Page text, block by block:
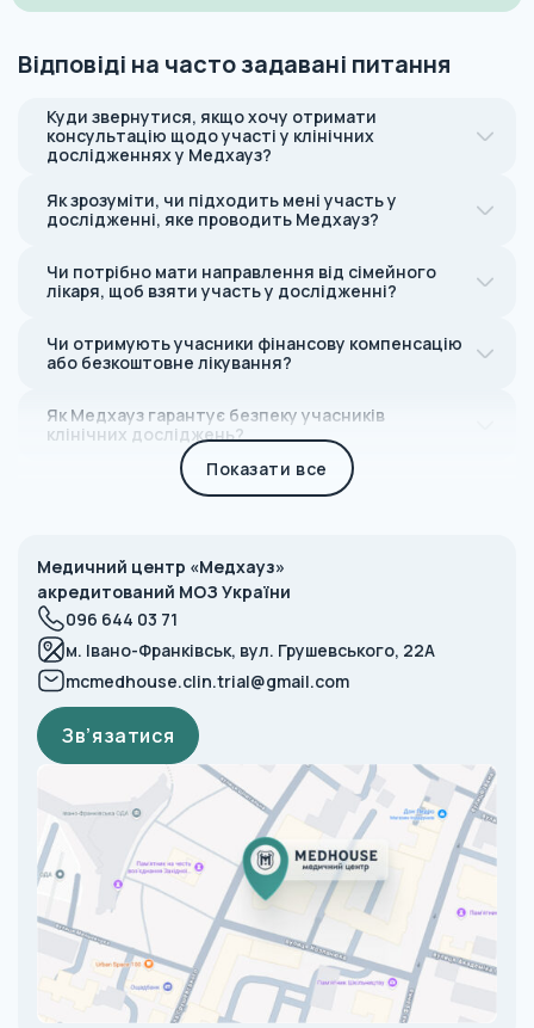
Відповіді на часто задавані питання
Куди звернутися, якщо хочу отримати
консультацію щодо участі у клінічних
дослідженнях у Медхауз?
Як зрозуміти, чи підходить мені участь у
дослідженні, яке проводить Медхауз?
Чи потрібно мати направлення від сімейного
лікаря, щоб взяти участь у дослідженні?
Чи отримують учасники фінансову компенсацію
або безкоштовне лікування?
Як Медхауз гарантує безпеку учасників
клінічних досліджень?
Показати все
Медичний центр «Медхауз»
акредитований МОЗ України
096 644 03 71
м. Івано-Франківськ, вул. Грушевського, 22А
mcmedhouse.clin.trial@gmail.com
Зв’язатися